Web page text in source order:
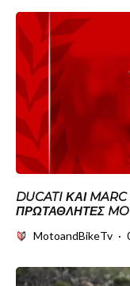
DUCATI ΚΑΙ
ΠΡΩΤΑΘΛΗΤΈΣ
MotoandBikeTv ·